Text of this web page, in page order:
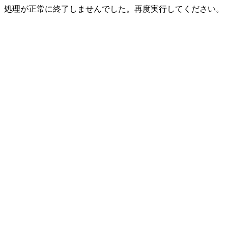
処理が正常に終了しませんでした。再度実行してください。